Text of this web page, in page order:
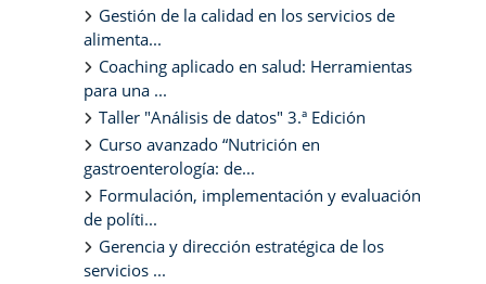
Gestión de la calidad en los servicios de
alimenta...
Coaching aplicado en salud: Herramientas
para una ...
Taller "Análisis de datos" 3.ª Edición
Curso avanzado “Nutrición en
gastroenterología: de...
Formulación, implementación y evaluación
de políti...
Gerencia y dirección estratégica de los
servicios ...